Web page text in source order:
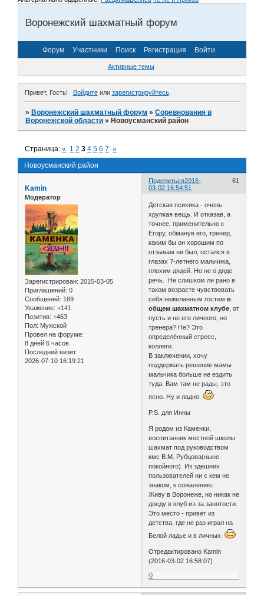
Воронежский шахматный форум
Форум Участники Поиск Регистрация Войти
Активные темы
Привет, Гость! Войдитеили зарегистрируйтесь.
»Воронежский шахматный форум »Соревнования в
Воронежской области »Новоусманский район
Новоусманский район
Страница:« 1 2 3 4 5 6 7 »
Поделиться 61
2016-
03-02 16:54:51
Kamin
Модератор
Зарегистрирован: 2015-03-05
Приглашений: 0
Сообщений: 189
Уважение: +141
Позитив: +463
Пол: Мужской
Провел на форуме:
8 дней 6 часов
Последний визит:
2026-07-10 16:19:21
Детская психика - очень
хрупкая вещь. И отказав, а
точнее, применительно к
Егору, обманув его, тренер,
каким бы он хорошим по
отзывам ни был, остался в
глазах 7-летнего мальчика,
плохим дядей. Но не о дяде
речь. Не слишком ли рано в
таком возрасте чувствовать
себя нежеланным гостем в
общем шахматном клубе , от
пусть и не его личного, но
тренера? Не? Это
определённый стресс,
коллеги.
В заключении, хочу
поддержать решение мамы
мальчика больше не ездить
туда. Вам там не рады, это
ясно. Ну и ладно.
P.S. для Инны
Я родом из Каменки,
воспитанник местной школы
шахмат под руководством
кмс В.М. Рубцова(ныне
покойного). Из здешних
пользователей ни с кем не
знаком, к сожалению.
Живу в Воронеже, но никак не
доеду в клуб из-за занятости.
Это место - привет из
детства, где не раз играл на
Белой ладье и в личных.
Отредактировано Kamin
(2016-03-02 16:58:07)
0